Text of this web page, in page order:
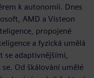
k autonomii. Dnes
AMD a Visteon
propojené
a fyzická umělá
adaptivnějšími,
Od škálování umělé